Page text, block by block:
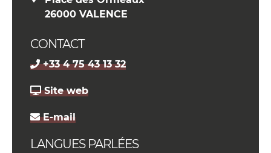
26000 VALENCE
CONTACT
+33 4 75 43 13 32
Site web
E-mail
LANGUES PARLÉES